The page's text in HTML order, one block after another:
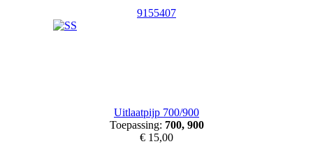
9155407
Uitlaatpijp 700/900
Toepassing: 700, 900
€ 15,00